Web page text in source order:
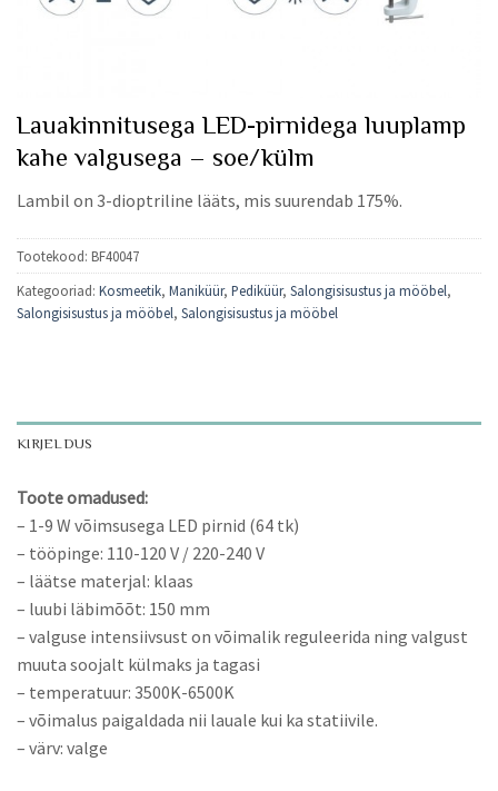
Lauakinnitusega LED-pirnidega luuplamp
kahe valgusega – soe/külm
Lambil on 3-dioptriline lääts, mis suurendab 175%.
Tootekood: BF40047
Kategooriad: Kosmeetik, Maniküür, Pediküür, Salongisisustus ja mööbel,
Salongisisustus ja mööbel, Salongisisustus ja mööbel
KIRJELDUS
Toote omadused:
– 1-9 W võimsusega LED pirnid (64 tk)
– tööpinge: 110-120 V / 220-240 V
– läätse materjal: klaas
– luubi läbimõõt: 150 mm
– valguse intensiivsust on võimalik reguleerida ning valgust
muuta soojalt külmaks ja tagasi
– temperatuur: 3500K-6500K
– võimalus paigaldada nii lauale kui ka statiivile.
– värv: valge